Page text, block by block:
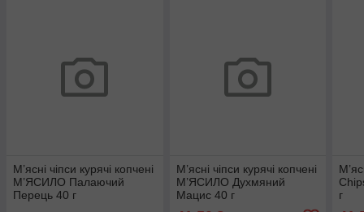
М’ясні чіпси курячі копчені
М’ЯСИЛО Палаючий
Перець 40 г
М’ясні чіпси курячі копчені
М’ЯСИЛО Духмяний
Мацис 40 г
г